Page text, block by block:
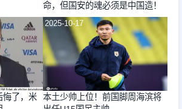
命，但国安的魂必须是中国造！
悔了，米
2025-10-17
本土少帅上位！前国脚周海滨将